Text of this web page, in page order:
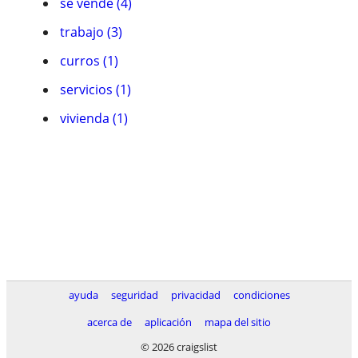
trabajo (3)
curros (1)
servicios (1)
vivienda (1)
ayuda seguridad privacidad
condiciones
acerca de
aplicación
mapa del sitio
© 2026 craigslist